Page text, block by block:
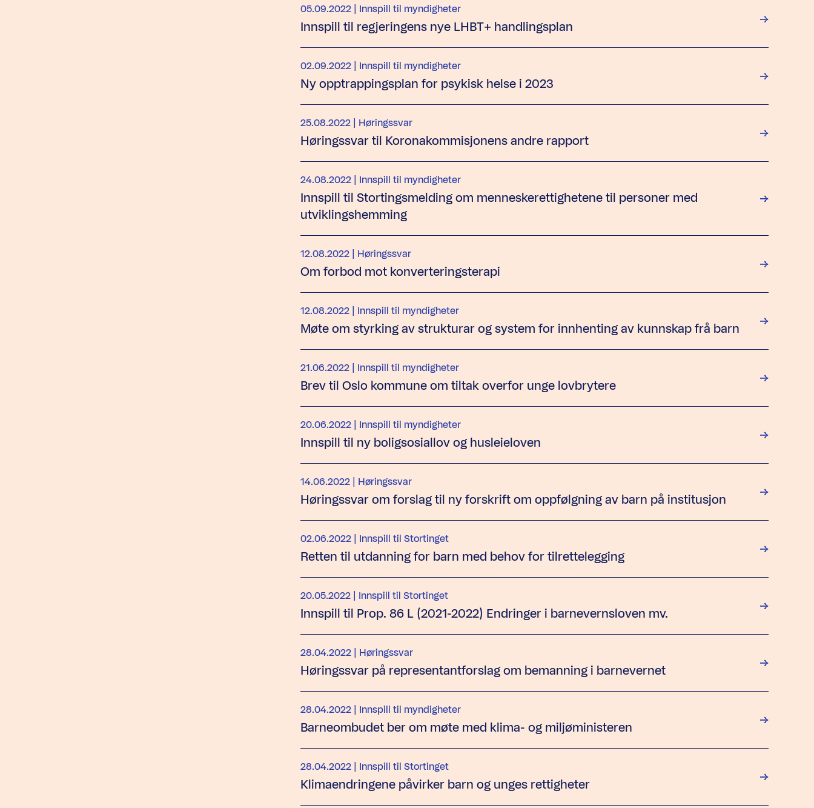
05.09.2022 | Innspill til myndigheter
Innspill til regjeringens nye LHBT+ handlingsplan
02.09.2022 | Innspill til myndigheter
Ny opptrappingsplan for psykisk helse i 2023
25.08.2022 | Høringssvar
Høringssvar til Koronakommisjonens andre rapport
24.08.2022 | Innspill til myndigheter
Innspill til Stortingsmelding om menneskerettighetene til personer med
utviklingshemming
12.08.2022 | Høringssvar
Om forbod mot konverteringsterapi
12.08.2022 | Innspill til myndigheter
Møte om styrking av strukturar og system for innhenting av kunnskap frå barn
21.06.2022 | Innspill til myndigheter
Brev til Oslo kommune om tiltak overfor unge lovbrytere
20.06.2022 | Innspill til myndigheter
Innspill til ny boligsosiallov og husleieloven
14.06.2022 | Høringssvar
Høringssvar om forslag til ny forskrift om oppfølgning av barn på institusjon
02.06.2022 | Innspill til Stortinget
Retten til utdanning for barn med behov for tilrettelegging
20.05.2022 | Innspill til Stortinget
Innspill til Prop. 86 L (2021-2022) Endringer i barnevernsloven mv.
28.04.2022 | Høringssvar
Høringssvar på representantforslag om bemanning i barnevernet
28.04.2022 | Innspill til myndigheter
Barneombudet ber om møte med klima- og miljøministeren
28.04.2022 | Innspill til Stortinget
Klimaendringene påvirker barn og unges rettigheter